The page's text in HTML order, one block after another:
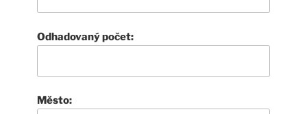
Odhadovaný počet:
Město: